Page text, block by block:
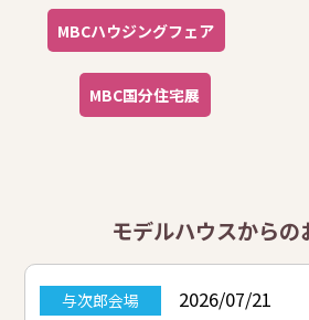
MBCハウジングフェア
MBC国分住宅展
モデルハウスからの
与次郎会場
2026/07/21